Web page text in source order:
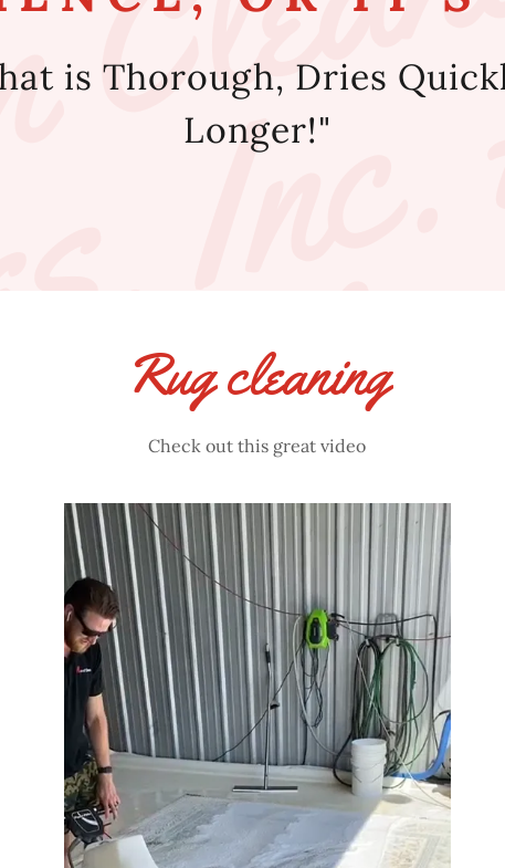
is Thorough, Dries
Longer!"
Rug cleaning
Check out this great video